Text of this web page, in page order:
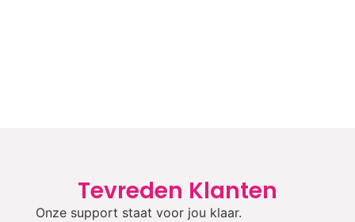
Tevreden Klanten
Onze support staat voor jou klaar.